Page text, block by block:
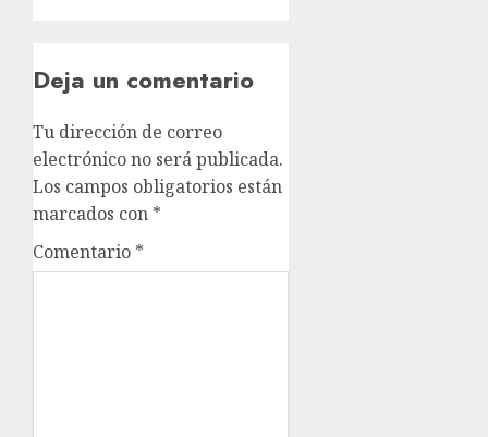
Deja un comentario
Tu dirección de correo
electrónico no será publicada.
Los campos obligatorios están
marcados con *
Comentario *